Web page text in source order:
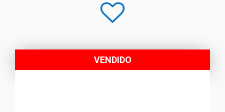
VENDIDO